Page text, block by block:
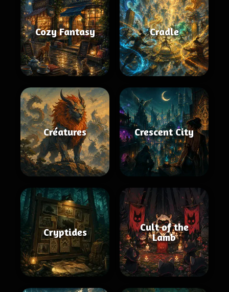
Cozy Fantasy Cradle
Créatures Crescent City
Cryptides
Cult of the
Lamb